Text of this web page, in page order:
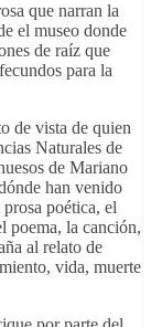
que narran la
el museo donde
de raíz que
para la
de vista de quien
Naturales de
de Mariano
han venido
poética, el
poema, la canción,
al relato de
vida, muerte